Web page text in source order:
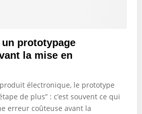
prototypage
la mise en
électronique, le prototype
de plus” : c’est souvent ce qui
erreur coûteuse avant la